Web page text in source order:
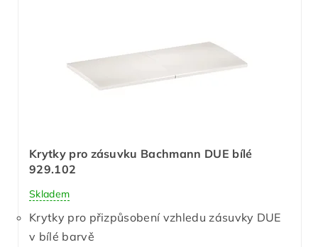
Krytky pro zásuvku Bachmann DUE bílé
929.102
Skladem
Krytky pro přizpůsobení vzhledu zásuvky DUE
v bílé barvě